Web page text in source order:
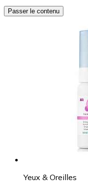
Passer le contenu
Yeux & Oreilles